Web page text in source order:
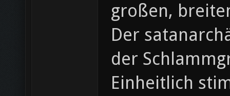
großen,
Der
der
Einheitlich